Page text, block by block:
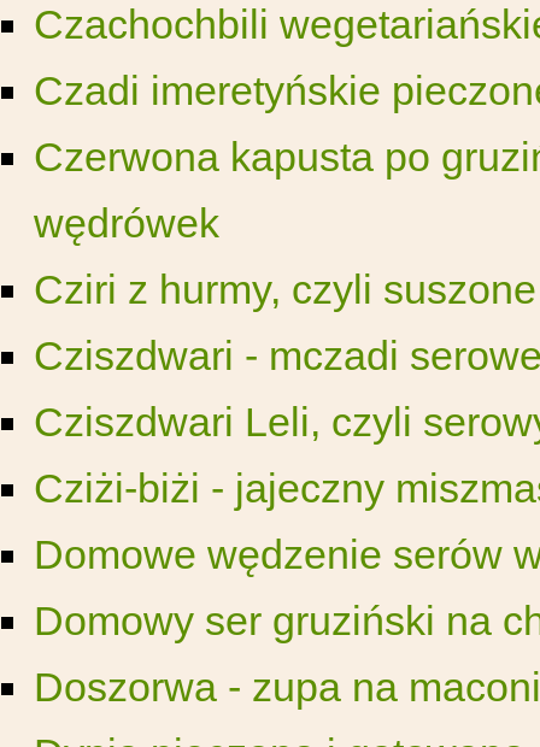
Czachochbili
Czadi imeretyńskie
Czerwona kapusta po
wędrówek
Cziri z hurmy, czyli
Cziszdwari - mczadi
Cziszdwari Leli, czyli
Cziżi-biżi - jajeczny
Domowe wędzenie serów
Domowy ser gruziński na
Doszorwa - zupa na maconi